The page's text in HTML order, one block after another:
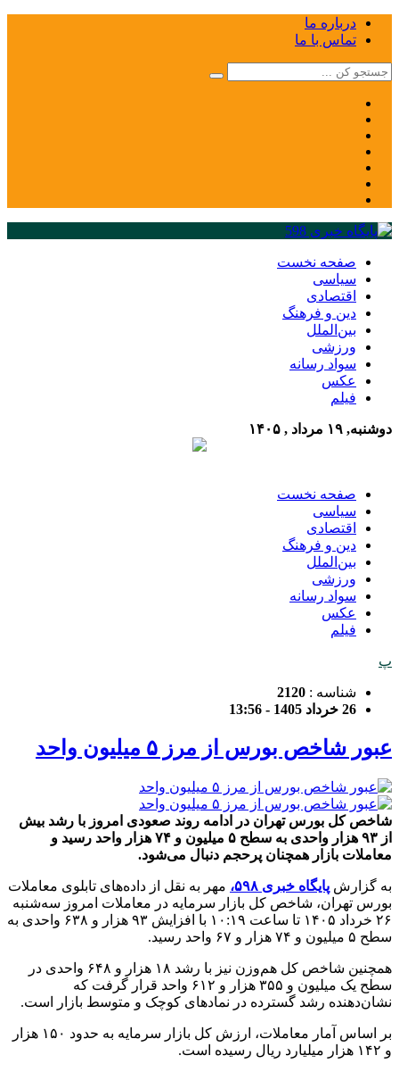
درباره ما
تماس با ما
صفحه نخست
سیاسی
اقتصادی
دین و فرهنگ
بین‌الملل
ورزشی
سواد رسانه
عکس
فیلم
دوشنبه, ۱۹ مرداد , ۱۴۰۵
صفحه نخست
سیاسی
اقتصادی
دین و فرهنگ
بین‌الملل
ورزشی
سواد رسانه
عکس
فیلم
پ
شناسه : 2120
26 خرداد 1405 - 13:56
عبور شاخص بورس از مرز ۵ میلیون واحد
شاخص کل بورس تهران در ادامه روند صعودی امروز با رشد بیش
از ۹۳ هزار واحدی به سطح ۵ میلیون و ۷۴ هزار واحد رسید و
معاملات بازار همچنان پرحجم دنبال می‌شود.
به گزارش پایگاه خبری ۵۹۸،
مهر به نقل از داده‌های تابلوی معاملات
بورس تهران، شاخص کل بازار سرمایه در معاملات امروز سه‌شنبه
۲۶ خرداد ۱۴۰۵ تا ساعت ۱۰:۱۹ با افزایش ۹۳ هزار و ۶۳۸ واحدی به
سطح ۵ میلیون و ۷۴ هزار و ۶۷ واحد رسید.
همچنین شاخص کل هم‌وزن نیز با رشد ۱۸ هزار و ۶۴۸ واحدی در
سطح یک میلیون و ۳۵۵ هزار و ۶۱۲ واحد قرار گرفت که
نشان‌دهنده رشد گسترده در نمادهای کوچک و متوسط بازار است.
بر اساس آمار معاملات، ارزش کل بازار سرمایه به حدود ۱۵۰ هزار
و ۱۴۲ هزار میلیارد ریال رسیده است.